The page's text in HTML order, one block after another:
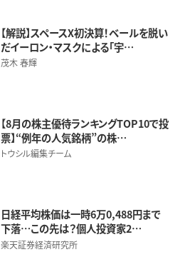
【解説】スペースX初決算！ベールを脱い
だイーロン・マスクによる「宇…
茂木 春輝
【8月の株主優待ランキングTOP10で投
票】“例年の人気銘柄”の株…
トウシル編集チーム
日経平均株価は一時6万0,488円まで
下落…この先は？個人投資家2…
楽天証券経済研究所